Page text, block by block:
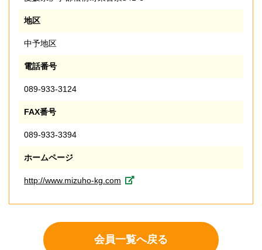
地区
中予地区
電話番号
089-933-3124
FAX番号
089-933-3394
ホームページ
http://www.mizuho-kg.com
会員一覧へ戻る